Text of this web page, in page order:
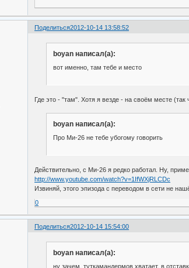
Поделиться2012-10-14 13:58:52
boyan написал(а):
вот именно, там тебе и место
Где это - "там". Хотя я везде - на своём месте (так
boyan написал(а):
Про Ми-26 не тебе убогому говорить
Действительно, с Ми-26 я редко работал. Ну,
http://www.youtube.com/watch?v=1IfWXjRLCDc
Извиняй, этого эпизода с переводом в сети не
0
Поделиться2012-10-14 15:54:00
boyan написал(а):
ну зачем, туткамандермов хватает, в